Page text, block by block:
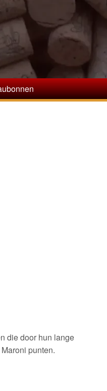
die door hun lange
punten.